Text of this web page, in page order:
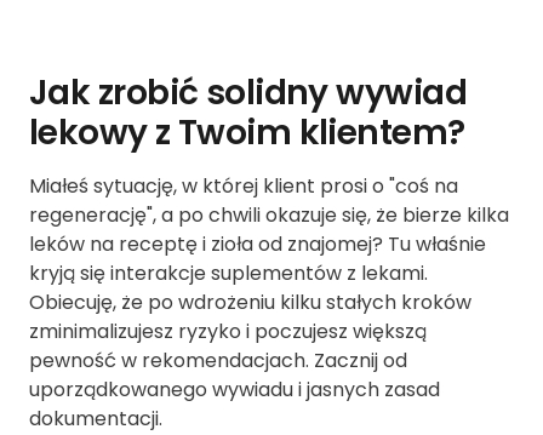
Jak zrobić solidny wywiad
lekowy z Twoim klientem?
Miałeś sytuację, w której klient prosi o "coś na
regenerację", a po chwili okazuje się, że bierze kilka
leków na receptę i zioła od znajomej? Tu właśnie
kryją się interakcje suplementów z lekami.
Obiecuję, że po wdrożeniu kilku stałych kroków
zminimalizujesz ryzyko i poczujesz większą
pewność w rekomendacjach. Zacznij od
uporządkowanego wywiadu i jasnych zasad
dokumentacji.